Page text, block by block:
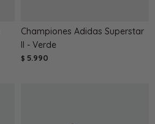
Championes Adidas Superstar
II - Verde
$ 5.990